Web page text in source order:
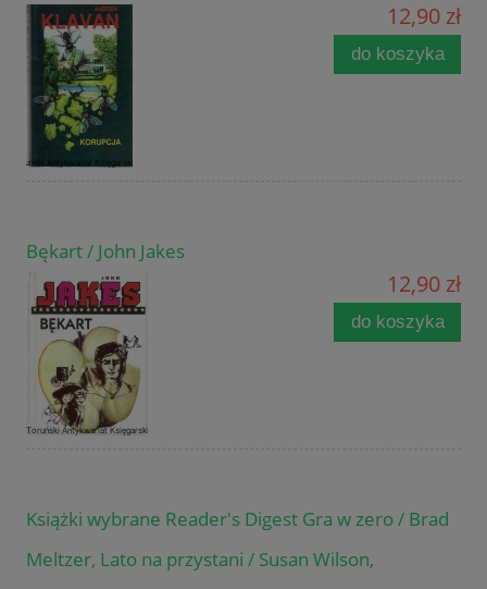
12,90 zł
do koszyka
Bękart / John Jakes
12,90 zł
do koszyka
Książki wybrane Reader's Digest Gra w zero / Brad
Meltzer, Lato na przystani / Susan Wilson,